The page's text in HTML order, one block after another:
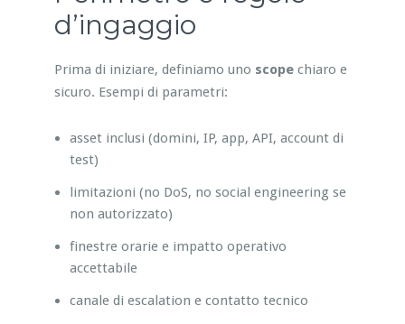
d’ingaggio
Prima di iniziare, definiamo uno scopechiaro e
sicuro. Esempi di parametri:
asset inclusi (domini, IP, app, API, account di
test)
limitazioni (no DoS, no social engineering se
non autorizzato)
finestre orarie e impatto operativo
accettabile
canale di escalation e contatto tecnico